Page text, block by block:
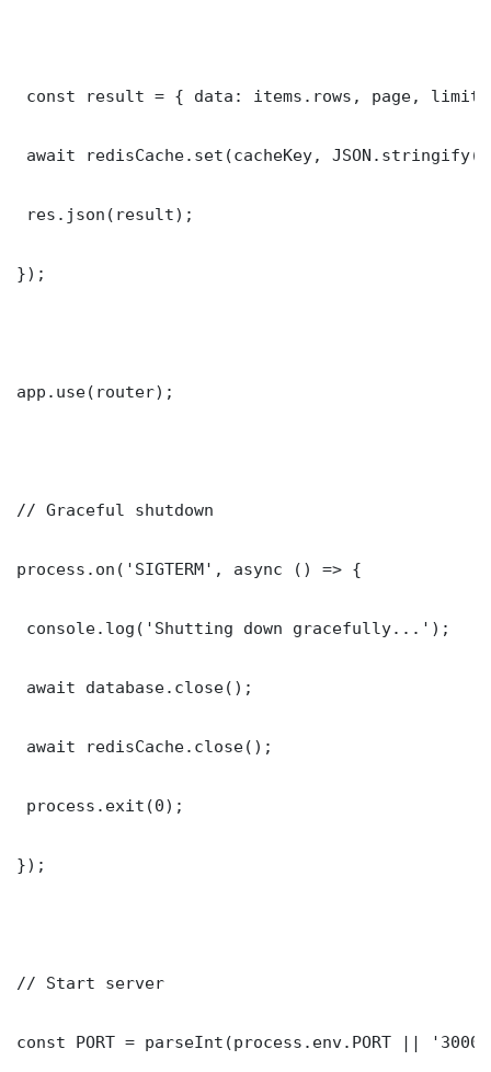
const result = { data: items.rows, page,
await redisCache.set(cacheKey,
res.json(result);
});
app.use(router);
// Graceful shutdown
process.on('SIGTERM', async () => {
console.log('Shutting down gracefully...');
await database.close();
await redisCache.close();
process.exit(0);
});
// Start server
const PORT = parseInt(process.env.PORT ||